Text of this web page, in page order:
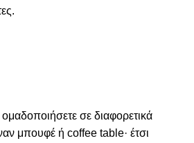
σε διαφορετικά
μπουφέ ή coffee table· έτσι